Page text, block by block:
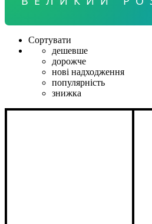
Сортувати
дешевше
дорожче
нові надходження
популярність
знижка